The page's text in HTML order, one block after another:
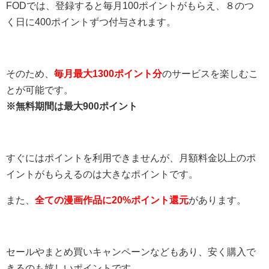
FODでは、登録すると毎月100ポイントがもらえ、８のつ
く日に400ポイントずつ付与されます。
そのため、 毎月最大1300ポイント分のサービスを楽しむこ
とが可能です。
※無料期間は最大900ポイント
すぐにはポイントを利用できませんが、月額料金以上のポ
イントがもらえるのは大きなポイントです。
また、 全ての漫画作品に20%ポイント還元があります。
セールやまとめ買いキャンペーンなどもあり、安く購入で